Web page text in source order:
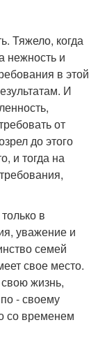
Тяжело, когда
нежность и
в этой
И
от
до этого
и тогда на
в
уважение и
семей
свое место.
жизнь,
- своему
со временем